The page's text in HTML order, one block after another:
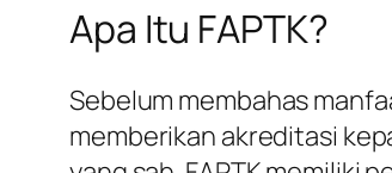
Apa Itu FAPTK?
Sebelum membahas
memberikan akreditasi